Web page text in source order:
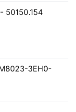
50150.154
3EH0-